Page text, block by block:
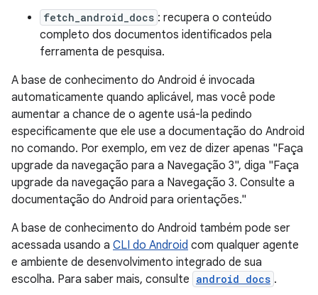
fetch_android_docs : recupera o conteúdo
completo dos documentos identificados pela
ferramenta de pesquisa.
A base de conhecimento do Android é invocada
automaticamente quando aplicável, mas você pode
aumentar a chance de o agente usá-la pedindo
especificamente que ele use a documentação do Android
no comando. Por exemplo, em vez de dizer apenas "Faça
upgrade da navegação para a Navegação 3", diga "Faça
upgrade da navegação para a Navegação 3. Consulte a
documentação do Android para orientações."
A base de conhecimento do Android também pode ser
acessada usando a CLI do Android com qualquer agente
e ambiente de desenvolvimento integrado de sua
escolha. Para saber mais, consulte android docs .